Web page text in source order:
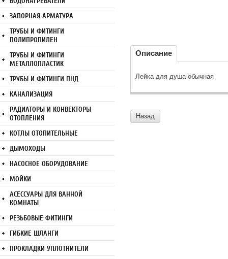
Описание
Лейка для душа обычная
Назад
ЗАПОРНАЯ АРМАТУРА
ТРУБЫ И ФИТИНГИ
ПОЛИПРОПИЛЕН
ТРУБЫ И ФИТИНГИ
МЕТАЛЛОПЛАСТИК
ТРУБЫ И ФИТИНГИ ПНД
КАНАЛИЗАЦИЯ
РАДИАТОРЫ И КОНВЕКТОРЫ
ОТОПЛЕНИЯ
КОТЛЫ ОТОПИТЕЛЬНЫЕ
ДЫМОХОДЫ
НАСОСНОЕ ОБОРУДОВАНИЕ
МОЙКИ
АСЕССУАРЫ ДЛЯ ВАННОЙ
КОМНАТЫ
РЕЗЬБОВЫЕ ФИТИНГИ
ГИБКИЕ ШЛАНГИ
ПРОКЛАДКИ УПЛОТНИТЕЛИ